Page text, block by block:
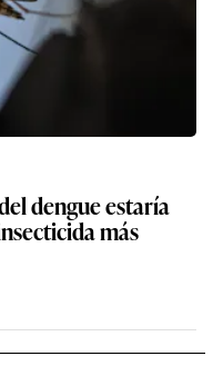
dengue estaría
más